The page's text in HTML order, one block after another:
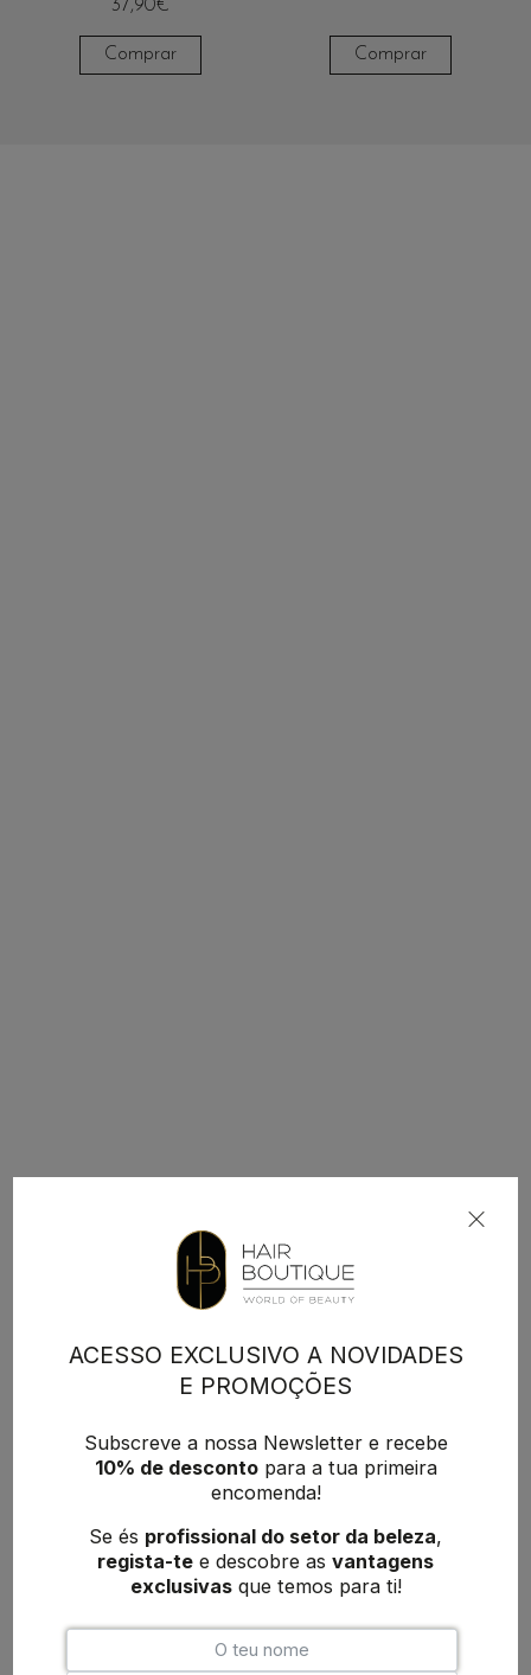
37,90€
Comprar Comprar
ACESSO EXCLUSIVO A NOVIDADES
E PROMOÇÕES
Subscreve a nossa Newsletter e recebe
10% de descontopara a tua primeira
encomenda!
Se és profissional do setor da beleza,
regista-te e descobre as vantagens
exclusivasque temos para ti!